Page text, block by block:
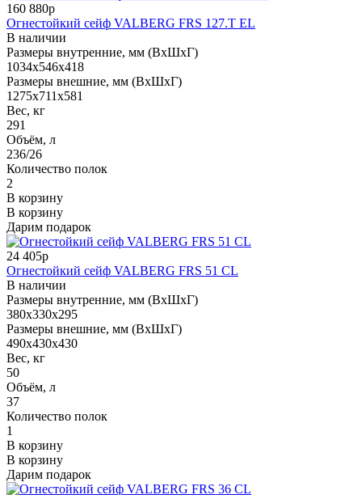
160 880р
Огнестойкий сейф VALBERG FRS 127.T EL
В наличии
Размеры внутренние, мм (ВхШхГ)
1034x546x418
Размеры внешние, мм (ВхШхГ)
1275x711x581
Вес, кг
291
Объём, л
236/26
Количество полок
2
В корзину
В корзину
Дарим подарок
24 405р
Огнестойкий сейф VALBERG FRS 51 CL
В наличии
Размеры внутренние, мм (ВхШхГ)
380x330x295
Размеры внешние, мм (ВхШхГ)
490x430x430
Вес, кг
50
Объём, л
37
Количество полок
1
В корзину
В корзину
Дарим подарок